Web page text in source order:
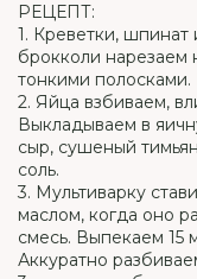
РЕЦЕПТ:
1. Креветки,
брокколи нарезаем
тонкими
2. Яйца взбиваем,
Выкладываем в
сыр, сушеный
соль.
3. Мультиварку
маслом, когда оно
смесь. Выпекаем 15
Аккуратно